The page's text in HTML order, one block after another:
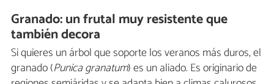
Granado: un frutal muy resistente que
también decora
Si quieres un árbol que soporte los veranos más duros, el
granado (Punica granatum) es un aliado. Es originario de